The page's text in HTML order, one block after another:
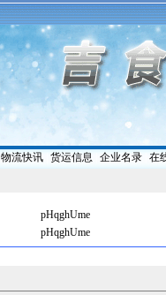
物流快讯| 货运信息 企业名录| 在
pHqghUme
pHqghUme